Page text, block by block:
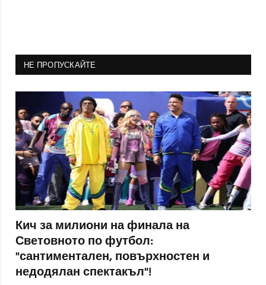
НЕ ПРОПУСКАЙТЕ
Кич за милиони на финала на
Световното по футбол:
"сантиментален, повърхностен и
недодялан спектакъл"!